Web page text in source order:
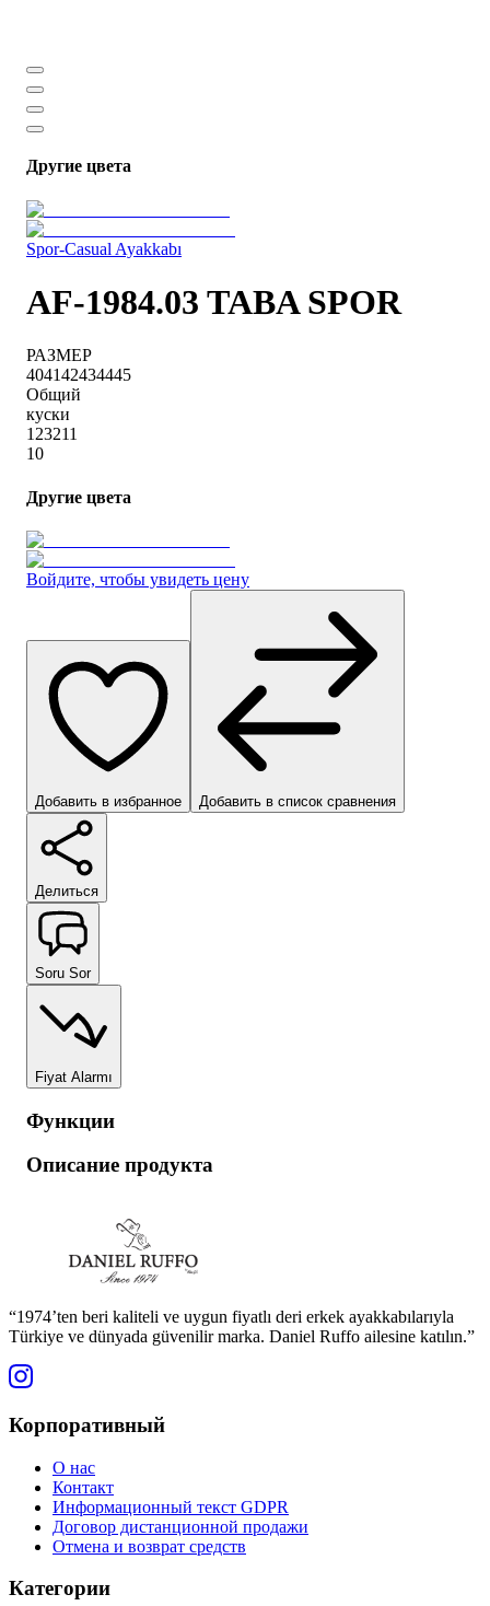
Другие цвета
Spor-Casual Ayakkabı
AF-1984.03 TABA SPOR
РАЗМЕР
404142434445
Общий
куски
123211
10
Другие цвета
Войдите, чтобы увидеть цену
Добавить в избранное Добавить в список сравнения
Делиться
Soru Sor
Fiyat Alarmı
Функции
Описание продукта
“1974’ten beri kaliteli ve uygun fiyatlı deri erkek ayakkabılarıyla
Türkiye ve dünyada güvenilir marka. Daniel Ruffo ailesine katılın.”
Корпоративный
О нас
Контакт
Информационный текст GDPR
Договор дистанционной продажи
Отмена и возврат средств
Категории